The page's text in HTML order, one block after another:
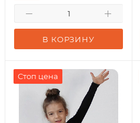
В КОРЗИНУ
Стоп цена